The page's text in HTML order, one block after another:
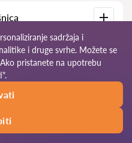
brojevi i adrese.
recenzije o
recenzije niti postoji
u
kreću se od 50 eur
usluga u
sadržaja i
i druge svrhe. Možete se
pristanete na upotrebu